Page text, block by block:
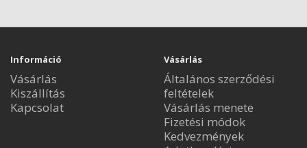
Információ
Vásárlás
Kiszállítás
Kapcsolat
Vásárlás
Általános szerződési
feltételek
Vásárlás menete
Fizetési módok
Kedvezmények